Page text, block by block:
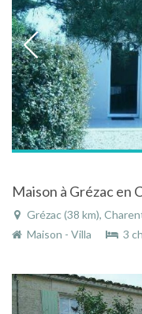
Grézac (38 km), Charente-
Maison - Villa
3